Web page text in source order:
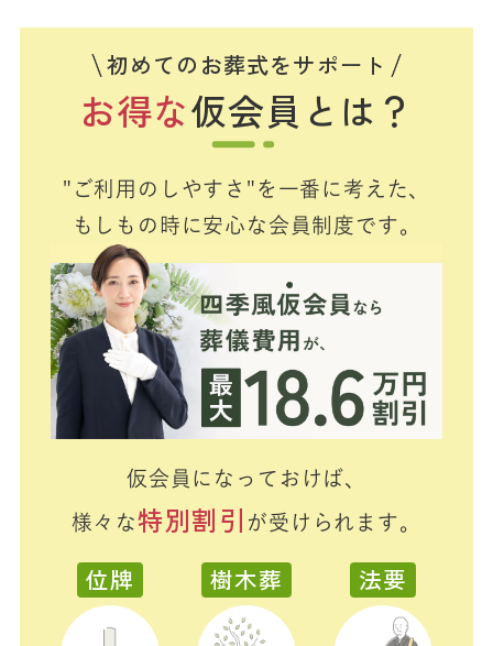
初めてのお葬式をサポート
お得な仮会員とは？
"ご利用のしやすさ"を一番に考えた、
もしもの時に安心な会員制度です。
仮会員になっておけば、
様々な特別割引 が受けられます。
位牌 樹木葬 法要